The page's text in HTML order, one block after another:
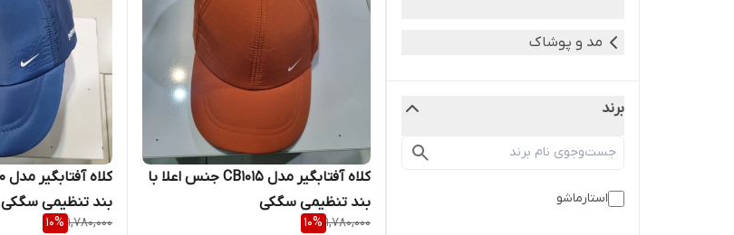
مد و پوشاک
برند
استارماشو
کلاه آفتابگیر مدل CB1015 جنس اعلا با
بند تنظیمی سگکی
1,780,000
10%
بند تنظیمی سگکی
1,780,000
10%